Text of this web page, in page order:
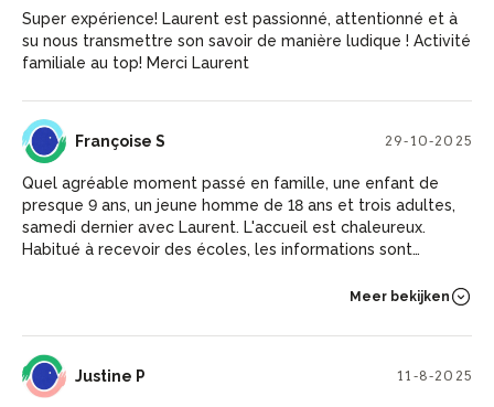
Super expérience! Laurent est passionné, attentionné et à
su nous transmettre son savoir de manière ludique ! Activité
familiale au top! Merci Laurent
FS Françoise S 29-10-2025
Quel agréable moment passé en famille, une enfant de
presque 9 ans, un jeune homme de 18 ans et trois adultes,
samedi dernier avec Laurent. L'accueil est chaleureux.
Habitué à recevoir des écoles, les informations sont
nous. Petit quiz pour terminer... À recommander !Meer bekijken
JP Justine P 11-8-2025